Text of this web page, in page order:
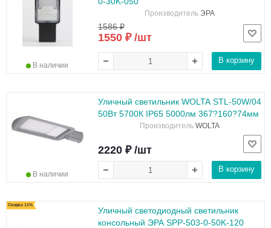
Производитель ЭРА
В наличии
1586 ₽
1550 ₽ /шт
В корзину
Уличный светильник WOLTA STL-50W/04
50Вт 5700К IP65 5000лм 367?160?74мм
Производитель WOLTA
В наличии
2220 ₽ /шт
В корзину
Скидка 11%
Уличный светодиодный светильник
консольный ЭРА SPP-503-0-50K-120